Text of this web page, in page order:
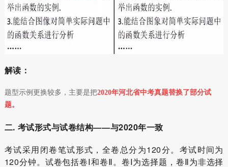
解读：
题型示例更换较多，主要是把2020年河北省中考真题替换了部分试
题。
二. 考试形式与试卷结构——与2020年一致
考试采用闭卷笔试形式，全卷总分为120分。考试时间为
120分钟。试卷包括卷Ⅰ和卷Ⅱ。卷Ⅰ为选择题，卷Ⅱ为非选择